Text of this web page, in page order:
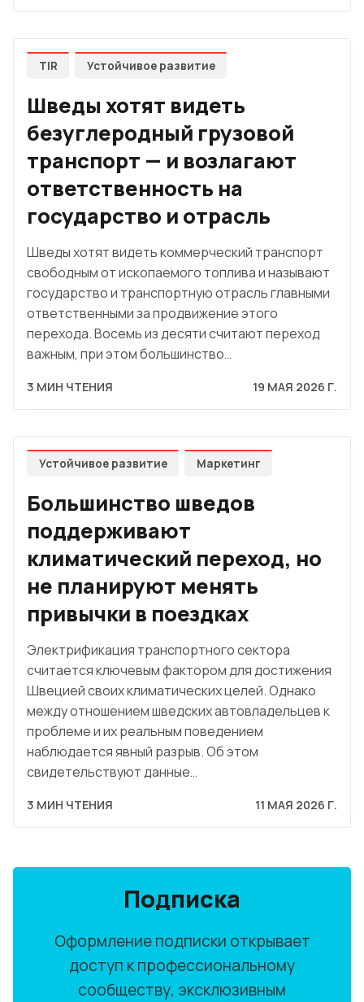
TIR Устойчивое развитие
Шведы хотят видеть
безуглеродный грузовой
транспорт — и возлагают
ответственность на
государство и отрасль
Шведы хотят видеть коммерческий транспорт
свободным от ископаемого топлива и называют
государство и транспортную отрасль главными
ответственными за продвижение этого
перехода. Восемь из десяти считают переход
важным, при этом большинство…
3 МИН ЧТЕНИЯ 19 МАЯ 2026 Г.
Устойчивое развитие Маркетинг
Большинство шведов
поддерживают
климатический переход, но
не планируют менять
привычки в поездках
Электрификация транспортного сектора
считается ключевым фактором для достижения
Швецией своих климатических целей. Однако
между отношением шведских автовладельцев к
проблеме и их реальным поведением
наблюдается явный разрыв. Об этом
свидетельствуют данные…
3 МИН ЧТЕНИЯ 11 МАЯ 2026 Г.
Подписка
Оформление подписки открывает
доступ к профессиональному
сообществу, эксклюзивным